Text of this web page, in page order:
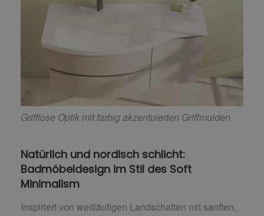
Grifflose Optik mit farbig akzentuierten Griffmulden
Natürlich und nordisch schlicht:
Badmöbeldesign im Stil des Soft
Minimalism
Inspiriert von weitläufigen Landschaften mit sanften,